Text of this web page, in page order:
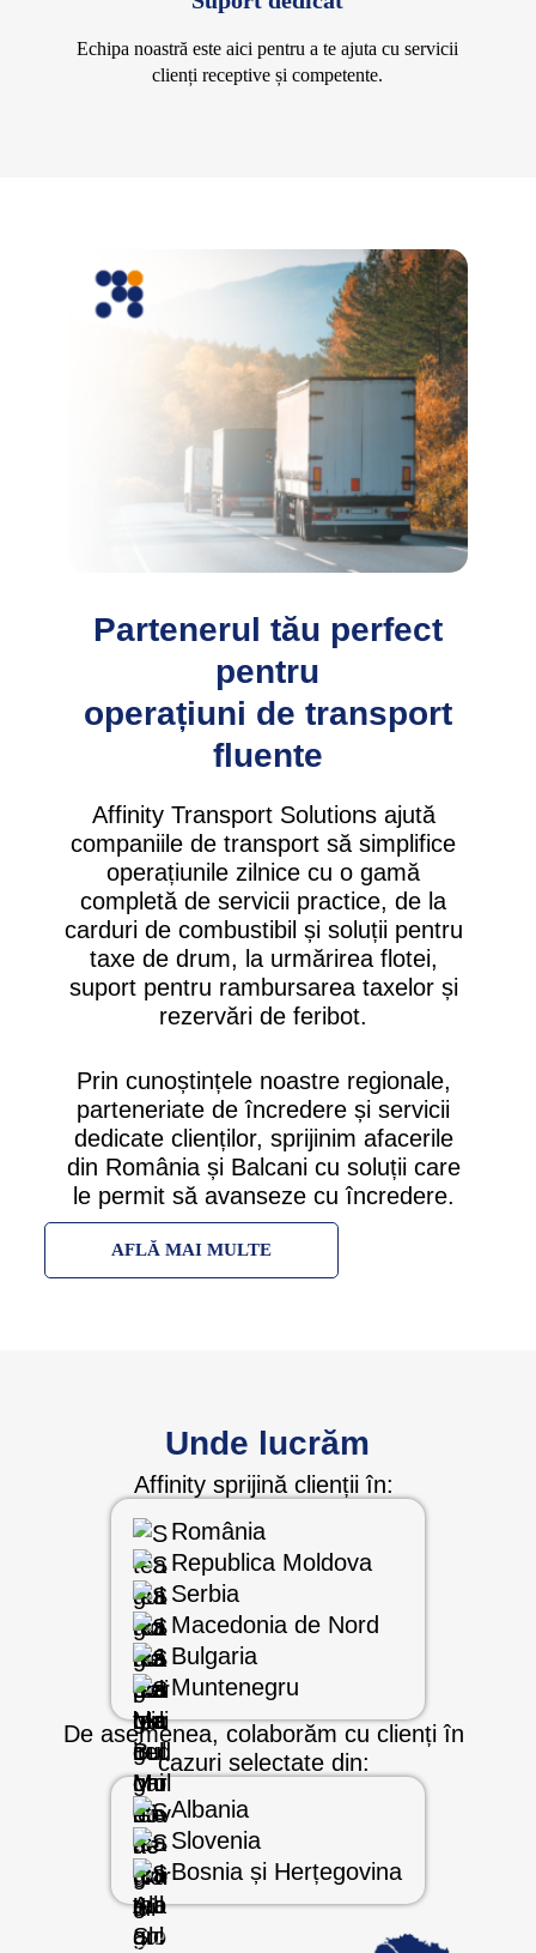
Echipa noastră este aici pentru a te ajuta cu servicii
clienți receptive și competente.
Partenerul tău perfect
pentru
operațiuni de transport
fluente
Affinity Transport Solutions ajută
companiile de transport să simplifice
operațiunile zilnice cu o gamă
completă de servicii practice, de la
carduri de combustibil și soluții pentru
taxe de drum, la urmărirea flotei,
suport pentru rambursarea taxelor și
rezervări de feribot.
Prin cunoștințele noastre regionale,
parteneriate de încredere și servicii
dedicate clienților, sprijinim afacerile
din România și Balcani cu soluții care
le permit să avanseze cu încredere.
AFLĂ MAI MULTE
Unde lucrăm
Affinity sprijină clienții în:
România
Republica Moldova
Serbia
Macedonia de Nord
Bulgaria
Muntenegru
De asemenea, colaborăm cu clienți în
cazuri selectate din:
Albania
Slovenia
Bosnia și Herțegovina